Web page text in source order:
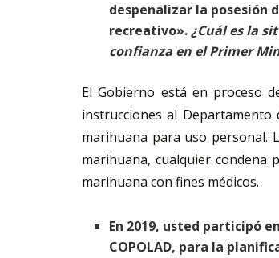
despenalizar la posesión
recreativo».¿Cuál es la
confianza en el Primer
El Gobierno está en proceso
instrucciones al
marihuana para uso personal.
marihuana, cualquier condena
marihuana con fines médicos.
En 2019, usted participó
COPOLAD, para la